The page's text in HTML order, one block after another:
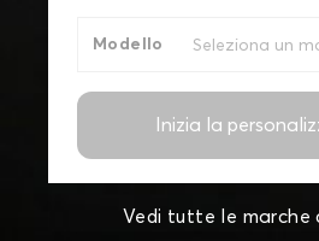
Modello
Inizia la
Vedi tutte le marche